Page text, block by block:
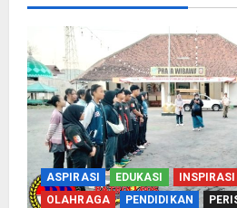
ASPIRASI EDUKASI INSPIRASI
OLAHRAGA
PENDIDIKAN